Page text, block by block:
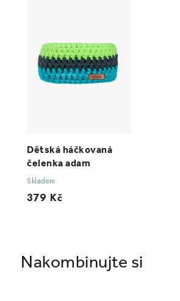
Dětská háčkovaná
čelenka adam
Skladem
379 Kč